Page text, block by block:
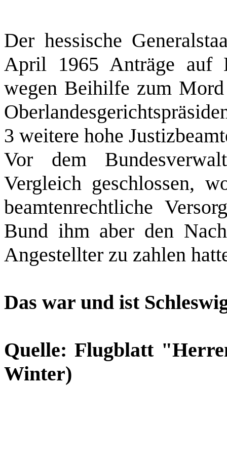
Der hessische
April 1965 Anträge auf
wegen Beihilfe zum Mord
3 weitere hohe
Vor dem
Vergleich geschlossen,
beamtenrechtliche
Bund ihm aber den
Angestellter zu zahlen
Das war und ist
Quelle: Flugblatt
Winter)